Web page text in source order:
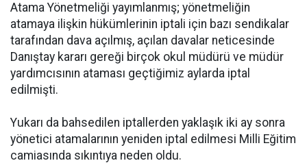
Atama Yönetmeliği yayımlanmış; yönetmeliğin
atamaya ilişkin hükümlerinin iptali için bazı sendikalar
tarafından dava açılmış, açılan davalar neticesinde
Danıştay kararı gereği birçok okul müdürü ve müdür
yardımcısının ataması geçtiğimiz aylarda iptal
edilmişti.
Yukarı da bahsedilen iptallerden yaklaşık iki ay sonra
yönetici atamalarının yeniden iptal edilmesi Milli Eğitim
camiasında sıkıntıya neden oldu.